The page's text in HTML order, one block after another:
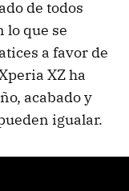
de todos
lo que se
a favor de
XZ ha
acabado y
igualar.